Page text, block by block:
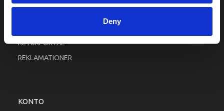
Deny
RETURPORTAL
REKLAMATIONER
KONTO